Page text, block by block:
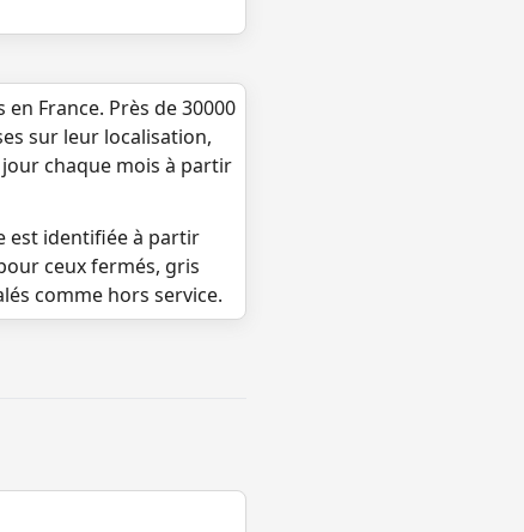
France. Près de 30000
sur leur localisation,
chaque mois à partir
est identifiée à partir
ceux fermés, gris
comme hors service.